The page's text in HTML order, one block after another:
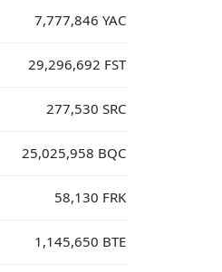
7,777,846 YAC
29,296,692 FST
277,530 SRC
25,025,958 BQC
58,130 FRK
1,145,650 BTE